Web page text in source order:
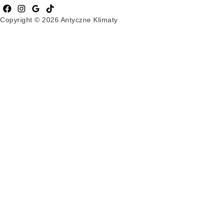
Copyright © 2026 Antyczne Klimaty